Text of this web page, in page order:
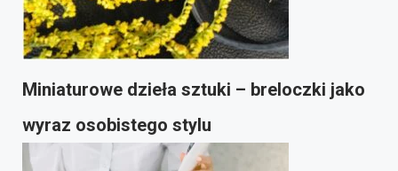
Miniaturowe dzieła sztuki – breloczki jako
wyraz osobistego stylu